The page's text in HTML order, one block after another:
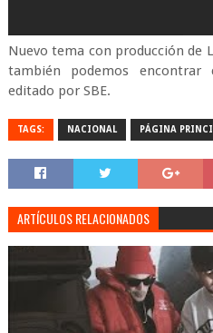
Nuevo tema con producción de
también podemos
editado por SBE.
TAGS: NACIONAL PÁGINA
ARTÍCULOS RELACIONADOS